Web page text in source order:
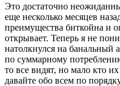
Это достаточно
еще несколько месяцев
преимущества биткойна и
открывает. Теперь я не
натолкнулся на банальный
по суммарному
то все видят, но мало кто
давайте обо всем по